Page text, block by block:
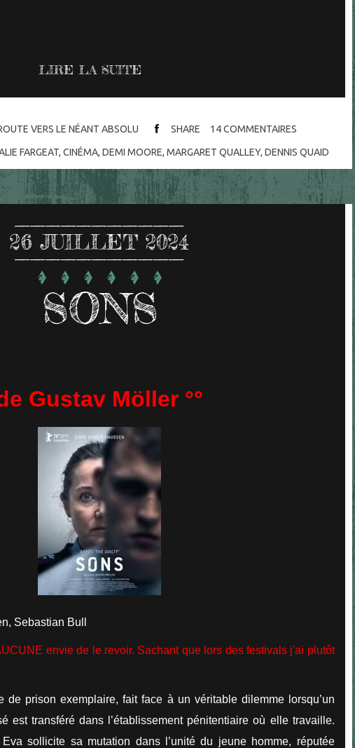
LIRE LA SUITE
VERS LE NÉANT ABSOLU SHARE 14 COMMENTAIRES
FARGEAT, CINÉMA, DEMI MOORE, MARGARET QUALLEY, DENNIS QUAID
26 JUILLET 2024
SONS
Gustav Möller °°
Sebastian Bull
envie de le revoir. Sachant que lors des festivals j'ai plutôt
de prison exemplaire, fait face à un véritable dilemme lorsqu’un
est transféré dans l’établissement pénitentiaire où elle travaille.
sollicite sa mutation dans l’unité du jeune homme, réputée